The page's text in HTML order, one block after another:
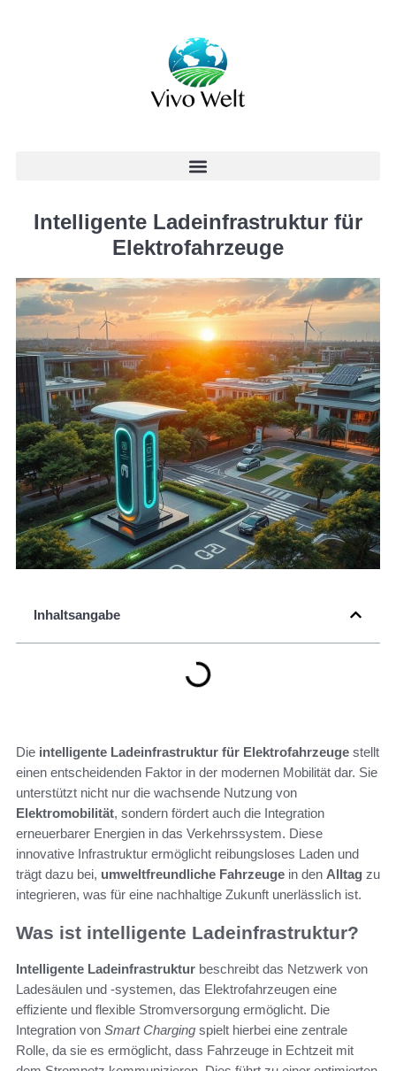
Intelligente Ladeinfrastruktur für
Elektrofahrzeuge
Inhaltsangabe
Die intelligente Ladeinfrastruktur für Elektrofahrzeuge stellt
einen entscheidenden Faktor in der modernen Mobilität dar. Sie
unterstützt nicht nur die wachsende Nutzung von
Elektromobilität, sondern fördert auch die Integration
erneuerbarer Energien in das Verkehrssystem. Diese
innovative Infrastruktur ermöglicht reibungsloses Laden und
trägt dazu bei, umweltfreundliche Fahrzeuge in den Alltag zu
integrieren, was für eine nachhaltige Zukunft unerlässlich ist.
Was ist intelligente Ladeinfrastruktur?
Intelligente Ladeinfrastruktur beschreibt das Netzwerk von
Ladesäulen und -systemen, das Elektrofahrzeugen eine
effiziente und flexible Stromversorgung ermöglicht. Die
Integration von Smart Charging spielt hierbei eine zentrale
Rolle, da sie es ermöglicht, dass Fahrzeuge in Echtzeit mit